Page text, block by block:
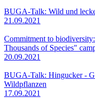
BUGA-Talk: Wild und
21.09.2021
Commitment to
Thousands of Species"
20.09.2021
BUGA-Talk: Hingucker -
Wildpflanzen
17.09.2021